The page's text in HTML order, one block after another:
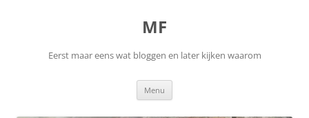
MF
Eerst maar eens wat bloggen en later kijken waarom
Menu